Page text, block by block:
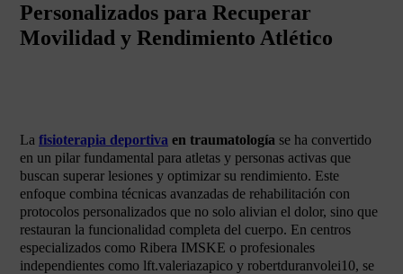
Personalizados para Recuperar
Movilidad y Rendimiento Atlético
La fisioterapia deportiva en traumatología se ha convertido
en un pilar fundamental para atletas y personas activas que
buscan superar lesiones y optimizar su rendimiento. Este
enfoque combina técnicas avanzadas de rehabilitación con
protocolos personalizados que no solo alivian el dolor, sino que
restauran la funcionalidad completa del cuerpo. En centros
especializados como Ribera IMSKE o profesionales
independientes como lft.valeriazapico y robertduranvolei10, se